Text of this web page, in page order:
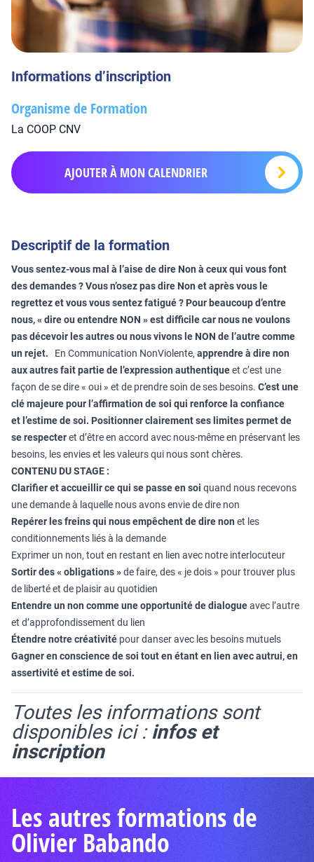
Informations d’inscription
Organisme de Formation
La COOP CNV
AJOUTER À MON CALENDRIER
Descriptif de la formation
Vous sentez-vous mal à l’aise de dire Non à ceux qui vous font
des demandes ? Vous n’osez pas dire Non et après vous le
regrettez et vous vous sentez fatigué ? Pour beaucoup d’entre
nous, « dire ou entendre NON » est difficile car nous ne voulons
pas décevoir les autres ou nous vivons le NON de l’autre comme
un rejet. En Communication NonViolente, apprendre à dire non
aux autres fait partie de l’expression authentiqueet c’est une
façon de se dire « oui » et de prendre soin de ses besoins. C’est une
clé majeure pour l’affirmation de soi qui renforce la confiance
et l’estime de soi. Positionner clairement ses limites permet de
se respecteret d’être en accord avec nous-même en préservant les
besoins, les envies et les valeurs qui nous sont chères.
CONTENU DU STAGE :
Clarifier et accueillir ce qui se passe en soi quand nous recevons
une demande à laquelle nous avons envie de dire non
Repérer les freins qui nous empêchent de dire non et les
conditionnements liés à la demande
Exprimer un non, tout en restant en lien avec notre interlocuteur
Sortir des « obligations »de faire, des « je dois » pour trouver plus
de liberté et de plaisir au quotidien
Entendre un non comme une opportunité de dialogueavec l’autre
et d’approfondissement du lien
Étendre notre créativité pour danser avec les besoins mutuels
Gagner en conscience de soi tout en étant en lien avec autrui, en
assertivité et estime de soi.
Toutes les informations sont
disponibles ici :infos et
inscription
Les autres formations de
Olivier Babando